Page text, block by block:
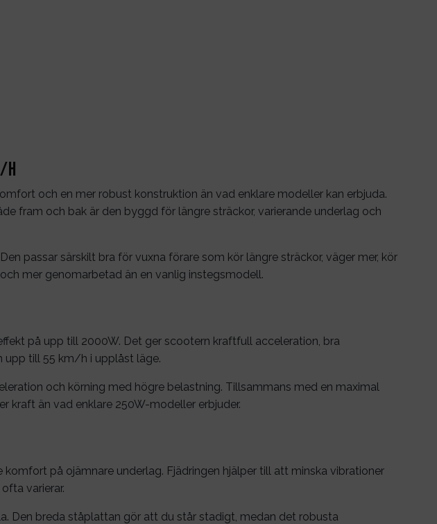
h
och en mer robust konstruktion än vad enklare modeller kan erbjuda.
fram och bak är den byggd för längre sträckor, varierande underlag och
passar särskilt bra för vuxna förare som kör längre sträckor, väger mer, kör
mer genomarbetad än en vanlig instegsmodell.
på upp till 2000W. Det ger scootern kraftfull acceleration, bra
upp till 55 km/h i upplåst läge.
och körning med högre belastning. Tillsammans med en maximal
kraft än vad enklare 250W-modeller erbjuder.
på ojämnare underlag. Fjädringen hjälper till att minska vibrationer
varierar.
Den breda ståplattan gör att du står stadigt, medan det robusta